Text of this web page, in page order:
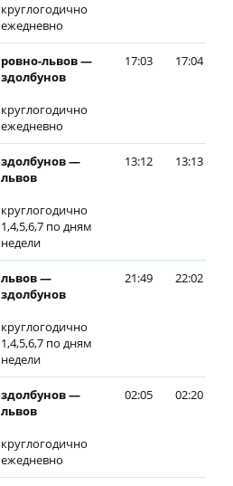
круглогодично
ежедневно
ровно-львов —
здолбунов
круглогодично
ежедневно
17:03 17:04
здолбунов —
львов
круглогодично
1,4,5,6,7 по дням
недели
13:12 13:13
львов —
здолбунов
круглогодично
1,4,5,6,7 по дням
недели
21:49 22:02
здолбунов —
львов
круглогодично
ежедневно
02:05 02:20